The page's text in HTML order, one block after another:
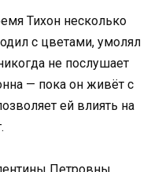
Тихон несколько
с цветами, умолял
не послушает
— пока он живёт с
ей влиять на